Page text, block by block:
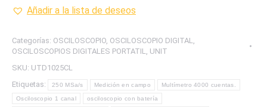
DIGITAL-
UNI-
T
Añadir a la lista de deseos
Categorías: OSCILOSCOPIO OSCILOSCOPIO DIGITAL
OSCILOSCOPIOS DIGITALES PORTATIL
UNIT
SKU: UTD1025CL
Etiquetas:
250 MSa/s Medición en campo Multímetro 4000 cuentas.
Osciloscopio 1 canal osciloscopio con batería